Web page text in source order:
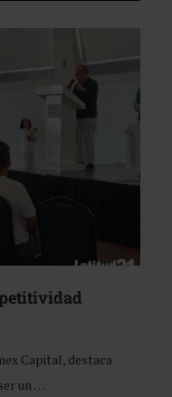
Capital, destaca
un …